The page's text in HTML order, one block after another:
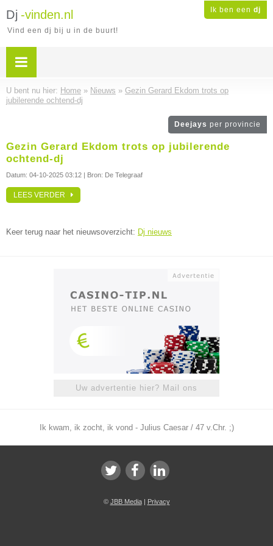
Ik ben een dj
Dj -vinden.nl
Vind een dj bij u in de buurt!
U bent nu hier: Home » Nieuws » Gezin Gerard Ekdom trots op
jubilerende ochtend-dj
Deejays per provincie
Gezin Gerard Ekdom trots op jubilerende
ochtend-dj
Datum: 04-10-2025 03:12 | Bron: De Telegraaf
LEES VERDER
Keer terug naar het nieuwsoverzicht: Dj nieuws
Uw advertentie hier? Mail ons
Ik kwam, ik zocht, ik vond - Julius Caesar / 47 v.Chr. ;)
© JBB Media| Privacy